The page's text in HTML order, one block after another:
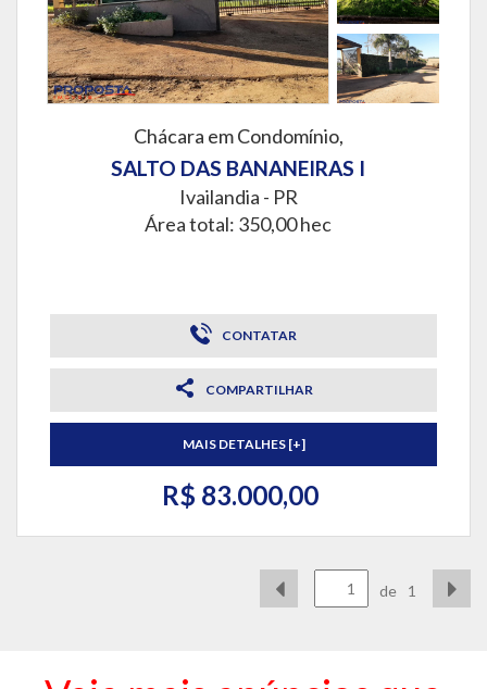
Chácara em Condomínio,
SALTO DAS BANANEIRAS I
Ivailandia - PR
Área total: 350,00 hec
CONTATAR
COMPARTILHAR
MAIS DETALHES [+]
R$ 83.000,00
de 1